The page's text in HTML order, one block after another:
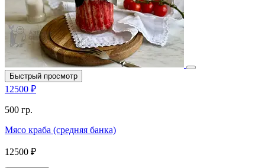
Быстрый просмотр
12500 ₽
500 гр.
Мясо краба (средняя банка)
12500 ₽